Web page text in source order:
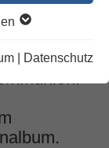
Datenschutz